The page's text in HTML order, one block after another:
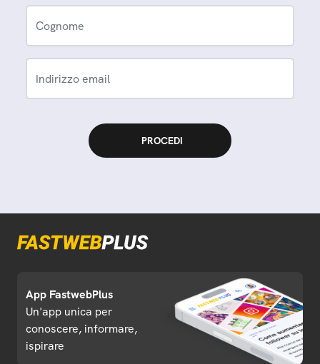
Cognome
Indirizzo email
App FastwebPlus
Un'app unica per
conoscere, informare,
ispirare